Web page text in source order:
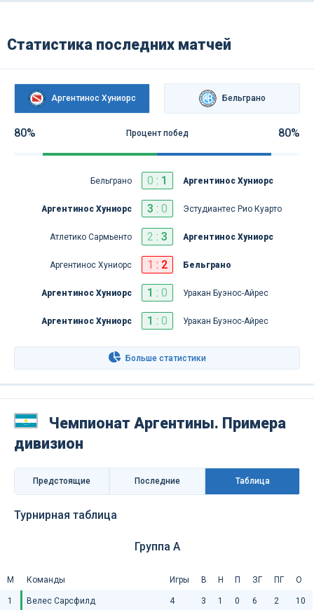
Статистика последних матчей
Аргентинос Хуниорс Бельграно
80% Процент побед 80%
Бельграно 0 : 1 Аргентинос Хуниорс
Аргентинос Хуниорс 3 : 0 Эстудиантес Рио Куарто
Атлетико Сармьенто 2 : 3 Аргентинос Хуниорс
Аргентинос Хуниорс 1 : 2 Бельграно
Аргентинос Хуниорс 1 : 0 Уракан Буэнос-Айрес
Аргентинос Хуниорс 1 : 0 Уракан Буэнос-Айрес
Больше статистики
Чемпионат Аргентины. Примера
дивизион
Предстоящие Последниe Таблица
Турнирная таблица
Группа A
М Команды Игры В Н П ЗГ ПГ О
1 Велес Сарсфилд 4 3 1 0 6 2 10